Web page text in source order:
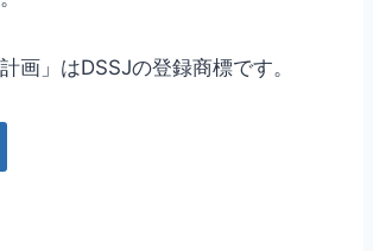
画」はDSSJの登録商標です。